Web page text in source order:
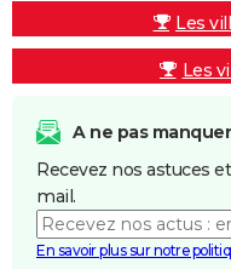
Les
Les
A ne pas manquer
Recevez nos astuces
mail.
En savoir plus sur notre